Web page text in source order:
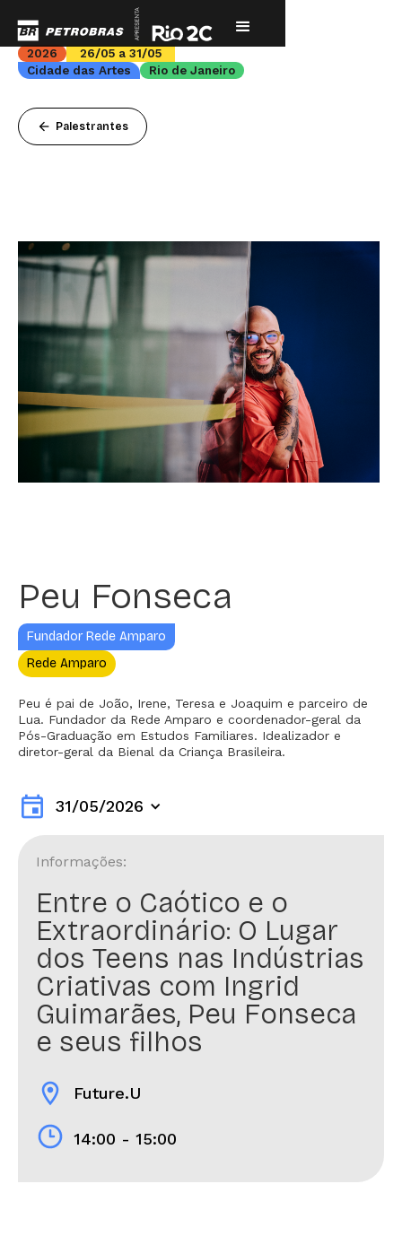
2026
26/05 a 31/05
Cidade das Artes
Rio de Janeiro
arrow_back Palestrantes
Peu Fonseca
Fundador Rede Amparo
Rede Amparo
Peu é pai de João, Irene, Teresa e Joaquim e parceiro de
Lua. Fundador da Rede Amparo e coordenador-geral da
Pós-Graduação em Estudos Familiares. Idealizador e
diretor-geral da Bienal da Criança Brasileira.
event 31/05/2026
Informações:
Entre o Caótico e o
Extraordinário: O Lugar
dos Teens nas Indústrias
Criativas com Ingrid
Guimarães, Peu Fonseca
e seus filhos
location_on Future.U
14:00 - 15:00